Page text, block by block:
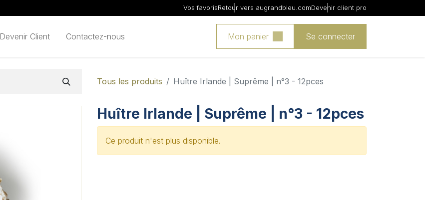
Vos favorisRetour vers augrandbleu.comDevenir client pro
Devenir Client Contactez-nous Mon panier Se connecter
Tous les produits Huître Irlande | Suprême | n°3 - 12pces
Huître Irlande | Suprême | n°3 - 12pces
Ce produit n'est plus disponible.